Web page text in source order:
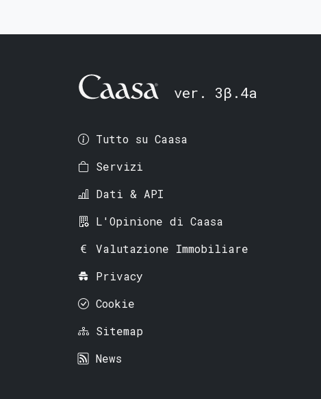
ver. 3β.4a
Tutto su Caasa
Servizi
Dati & API
L'Opinione di Caasa
Valutazione Immobiliare
Privacy
Cookie
Sitemap
News